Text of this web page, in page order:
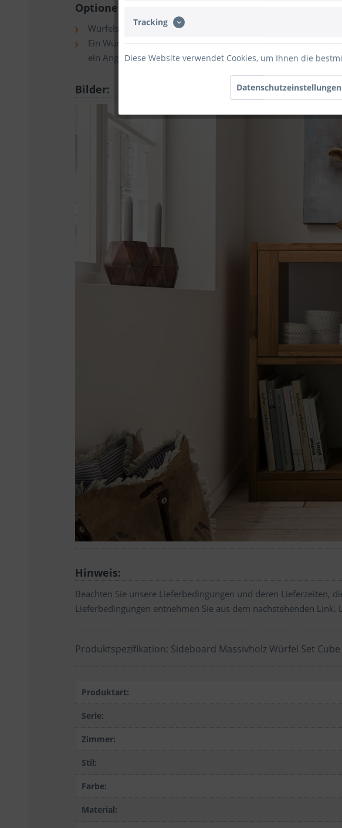
Optionen:
Würfelsystem: Beachten Sie dazu unseren Konfigurator für
Ein Würfelsystem in Wildeiche massiv geölt für eine
ein Angebot, wenn Sie uns die gewünschten Modelle bekannt
Bilder:
Hinweis:
Beachten Sie unsere Lieferbedingungen und deren Lieferzeiten,
Lieferbedingungen entnehmen Sie aus dem nachstehenden Link.
Produktspezifikation: Sideboard Massivholz Würfel Set
Produktart:
Serie:
Zimmer:
Stil:
Farbe:
Material:
Tracking
Diese Website verwendet Cookies, um Ihnen die
Datenschutzeinstellungen